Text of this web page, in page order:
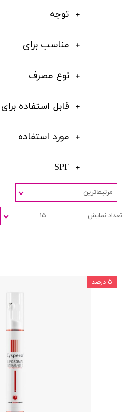
توجه
مناسب برای
نوع مصرف
قابل استفاده برای
مورد استفاده
SPF
مرتبط‌ترین
تعداد نمایش ۱۵
۵ درصد